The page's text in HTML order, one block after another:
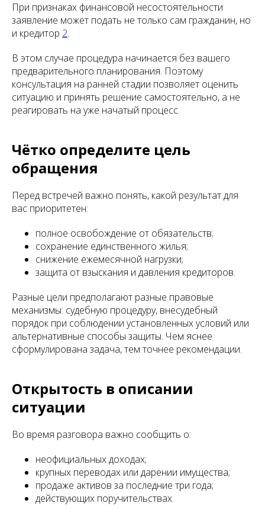
При признаках финансовой несостоятельности
заявление может подать не только сам гражданин, но
и кредитор 2.
В этом случае процедура начинается без вашего
предварительного планирования. Поэтому
консультация на ранней стадии позволяет оценить
ситуацию и принять решение самостоятельно, а не
реагировать на уже начатый процесс.
Чётко определите цель
обращения
Перед встречей важно понять, какой результат для
вас приоритетен:
полное освобождение от обязательств;
сохранение единственного жилья;
снижение ежемесячной нагрузки;
защита от взыскания и давления кредиторов.
Разные цели предполагают разные правовые
механизмы: судебную процедуру, внесудебный
порядок при соблюдении установленных условий или
альтернативные способы защиты. Чем яснее
сформулирована задача, тем точнее рекомендации.
Открытость в описании
ситуации
Во время разговора важно сообщить о:
неофициальных доходах;
крупных переводах или дарении имущества;
продаже активов за последние три года;
действующих поручительствах.